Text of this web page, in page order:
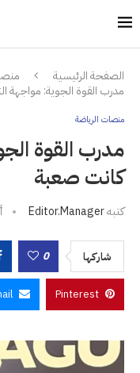
الصفحة الرئيسية
مدرب القوة الجوية: مواجهة
منصات الرياضة
مدرب القوة
كانت صعبة
كتبهEditor.manager
شاركها 0
Pinterest